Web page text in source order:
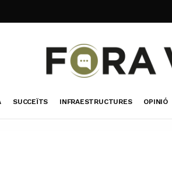
SUCCEÏTS INFRAESTRUCTURES OPINIÓ